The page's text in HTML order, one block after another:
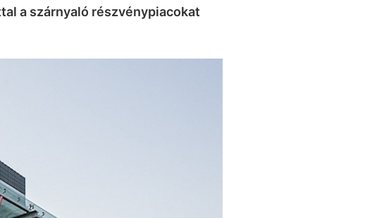
a szárnyaló részvénypiacokat